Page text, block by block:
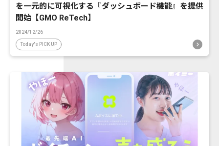
を一元的に可視化する『ダッシュボード機能』を提供
開始【GMO ReTech】
2024/12/26
Today's PICK UP